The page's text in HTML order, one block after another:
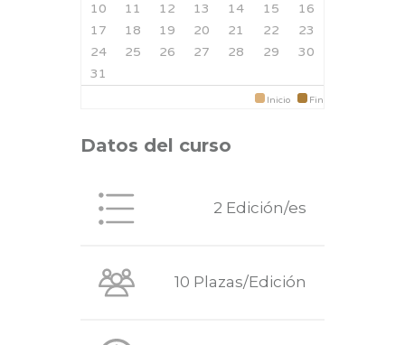
10 11 12 13 14 15
16
17
18 19 20 21 22
23
24
25 26 27 28 29
30
31
Inicio Fin
Datos del curso
2 Edición/es
10 Plazas/Edición